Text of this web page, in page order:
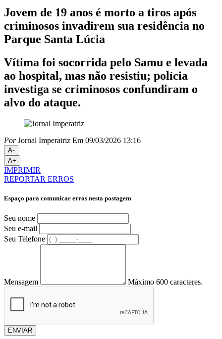
Jovem de 19 anos é morto a tiros após
criminosos invadirem sua residência no
Parque Santa Lúcia
Vítima foi socorrida pelo Samu e levada
ao hospital, mas não resistiu; polícia
investiga se criminosos confundiram o
alvo do ataque.
PorJornal Imperatriz Em 09/03/2026 13:16
A-
A+
IMPRIMIR
REPORTAR ERROS
Espaço para comunicar erros nesta postagem
Seu nome
Seu e-mail
Seu Telefone
Mensagem Máximo 600 caracteres.
ENVIAR